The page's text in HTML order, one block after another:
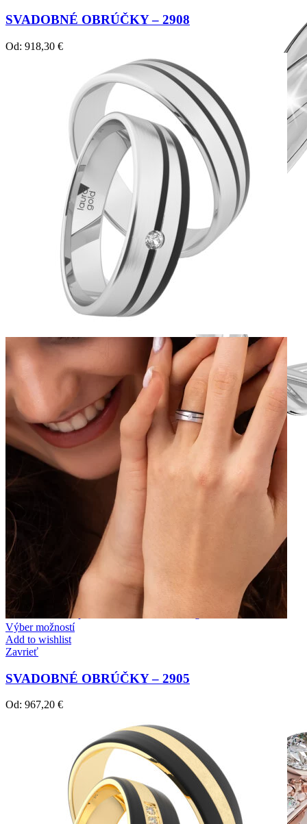
Twist Elegance
Zásnubné prstne z kolekcie Twist Elegance.
SVADOBNÉ OBRÚČKY – 2908
Od: 918,30 €
Výber možností
Add to wishlist
Zavrieť
SVADOBNÉ OBRÚČKY – 2905
Od: 967,20 €